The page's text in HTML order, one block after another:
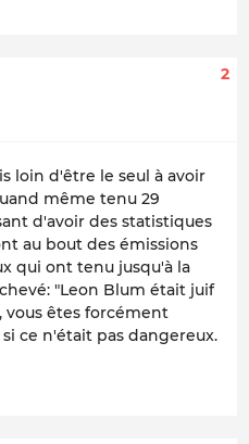
2
loin d'être le seul à avoir
même tenu 29
d'avoir des statistiques
au bout des émissions
qui ont tenu jusqu'à la
"Leon Blum était juif
vous êtes forcément
ce n'était pas dangereux.